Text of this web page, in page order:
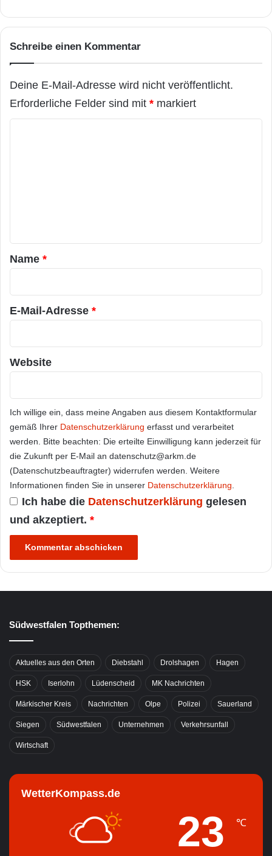
Schreibe einen Kommentar
Deine E-Mail-Adresse wird nicht veröffentlicht.
Erforderliche Felder sind mit * markiert
a
r
*
Name *
E-Mail-Adresse *
Website
Ich willige ein, dass meine Angaben aus diesem Kontaktformular
gemäß Ihrer Datenschutzerklärung erfasst und verarbeitet
werden. Bitte beachten: Die erteilte Einwilligung kann jederzeit für
die Zukunft per E-Mail an datenschutz@arkm.de
(Datenschutzbeauftragter) widerrufen werden. Weitere
Informationen finden Sie in unserer Datenschutzerklärung
Ich habe die Datenschutzerklärung gelesen
und akzeptiert. *
Südwestfalen Topthemen:
Aktuelles aus den Orten Diebstahl Drolshagen Hagen
HSK Iserlohn Lüdenscheid MK Nachrichten
Märkischer Kreis Nachrichten Olpe Polizei Sauerland
Siegen Südwestfalen Unternehmen Verkehrsunfall
Wirtschaft
WetterKompass.de
23 ℃